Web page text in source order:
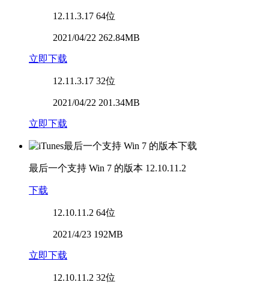
12.11.3.17 64位
2021/04/22 262.84MB
立即下载
12.11.3.17 32位
2021/04/22 201.34MB
立即下载
最后一个支持 Win 7 的版本 12.10.11.2
下载
12.10.11.2 64位
2021/4/23 192MB
立即下载
12.10.11.2 32位